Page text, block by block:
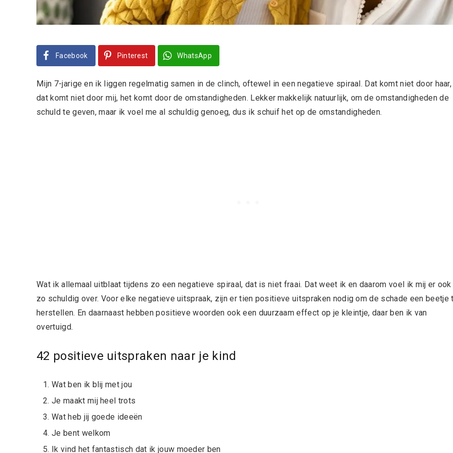
Facebook Pinterest WhatsApp
Mijn 7-jarige en ik liggen regelmatig samen in de clinch, oftewel in een negatieve spiraal. Dat komt niet door haar,
dat komt niet door mij, het komt door de omstandigheden. Lekker makkelijk natuurlijk, om de omstandigheden de
schuld te geven, maar ik voel me al schuldig genoeg, dus ik schuif het op de omstandigheden.
Wat ik allemaal uitblaat tijdens zo een negatieve spiraal, dat is niet fraai. Dat weet ik en daarom voel ik mij er ook
zo schuldig over. Voor elke negatieve uitspraak, zijn er tien positieve uitspraken nodig om de schade een beetje
herstellen. En daarnaast hebben positieve woorden ook een duurzaam effect op je kleintje, daar ben ik van
overtuigd.
42 positieve uitspraken naar je kind
Wat ben ik blij met jou
Je maakt mij heel trots
Wat heb jij goede ideeën
Je bent welkom
Ik vind het fantastisch dat ik jouw moeder ben